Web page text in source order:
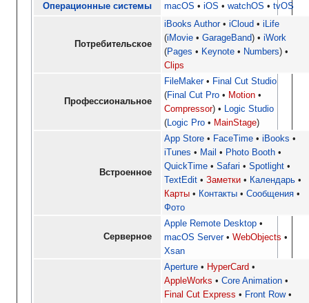
Операционные системы macOS iOS watchOS tvOS
Потребительское
iBooks Author iCloud
iLife
iMovie
GarageBand
iWork
Pages
Keynote
Numbers
Clips
Профессиональное
FileMaker
Final Cut Studio
Final Cut Pro
Motion
Compressor
Logic Studio
Logic Pro
MainStage
Встроенное
App Store FaceTime
iBooks
iTunes
Mail
Photo Booth
QuickTime
Safari
Spotlight
TextEdit
Заметки
Календарь
Карты
Контакты
Сообщения
Фото
Серверное
Apple Remote Desktop
macOS Server
WebObjects
Xsan
Aperture
HyperCard
AppleWorks
Core Animation
Final Cut Express
Front Row